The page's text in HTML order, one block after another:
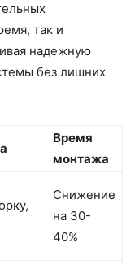
так и
надежную
без лишних
Время
монтажа
Снижение
на 30-
40%